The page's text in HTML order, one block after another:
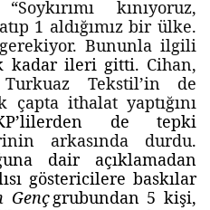
“Soykırımı kınıyoruz,
1 aldığımız bir ülke.
gerekiyor. Bununla ilgili
kadar ileri gitti. Cihan,
Tekstil’in de
çapta ithalat yaptığını
de tepki
arkasında durdu.
dair açıklamadan
göstericilere baskılar
Gençgrubundan 5 kişi,